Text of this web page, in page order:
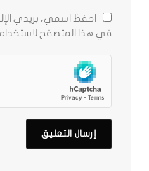
احفظ اسمي، بريدي
في هذا المتصفح